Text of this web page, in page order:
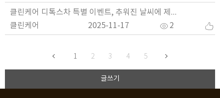
클린케어 디톡스차 특별 이벤트, 추워진 날씨에 제격입니다^^
클린케어
2
2025-11-17
1 2 3 4 5
글쓰기